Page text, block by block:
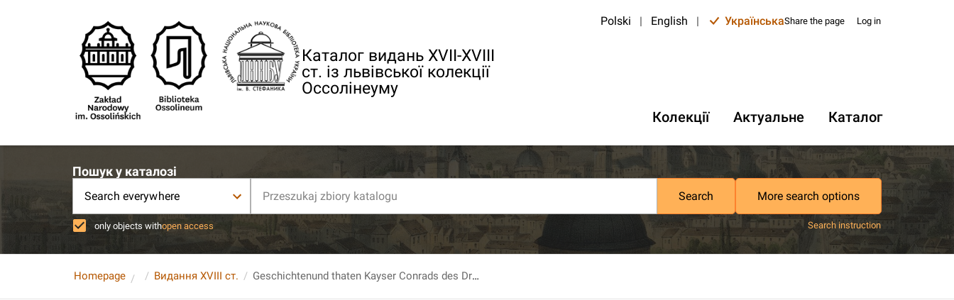
Каталог видань XVII-XVIII
ст. із львівської колекції
Оссолінеуму
Polski | English | УкраїнськаShare the page Log in
Колекції Актуальне Каталог
Пошук у каталозі
Search everywhere Search More search options
only objects withopen access Search instruction
Homepage Видання XVIII ст. Geschichtenund thaten Kayser Conrads des Dritten. Aus dem Geschicht der Hertzogen in Schwaben...